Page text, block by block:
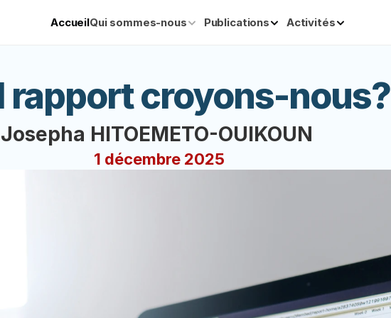
AccueilQui sommes-nous Publications Activités
rapport croyons-nous?
Josepha HITOEMETO-OUIKOUN
1 décembre 2025